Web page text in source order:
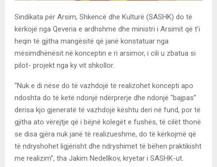
Sindikata për Arsim, Shkencë dhe Kulturë (SASHK) do të
kërkojë nga Qeveria e ardhshme dhe ministri i Arsimit që t’i
heqin të gjitha mangësitë që janë konstatuar nga
mësimdhënësit në konceptin e ri arsimor, i cili u zbatua si
pilot- projekt nga ky vit shkollor.
“Nuk e di nëse do të vazhdojë të realizohet koncepti apo
ndoshta do të ketë ndonjë ndërprerje dhe ndonjë “bajpas”
derisa kjo gjeneratë të vazhdojë kështu deri në fund, por të
gjitha ato vërejtje që i bëjnë kolegët e fushës, të cilët thonë
se disa gjëra nuk janë të realizueshme, do të kërkojmë që
të ndryshohet ligjërisht dhe ndryshimet të bëhen praktikisht
me realizim”, tha Jakim Nedellkov, kryetar i SASHK-ut.